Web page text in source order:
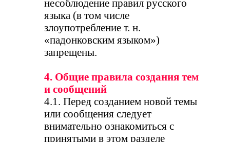
несоблюдение правил русского
языка (в том числе
злоупотребление т. н.
«падонковским языком»)
запрещены.
4. Общие правила создания тем
и сообщений
4.1. Перед созданием новой темы
или сообщения следует
внимательно ознакомиться с
принятыми в этом разделе